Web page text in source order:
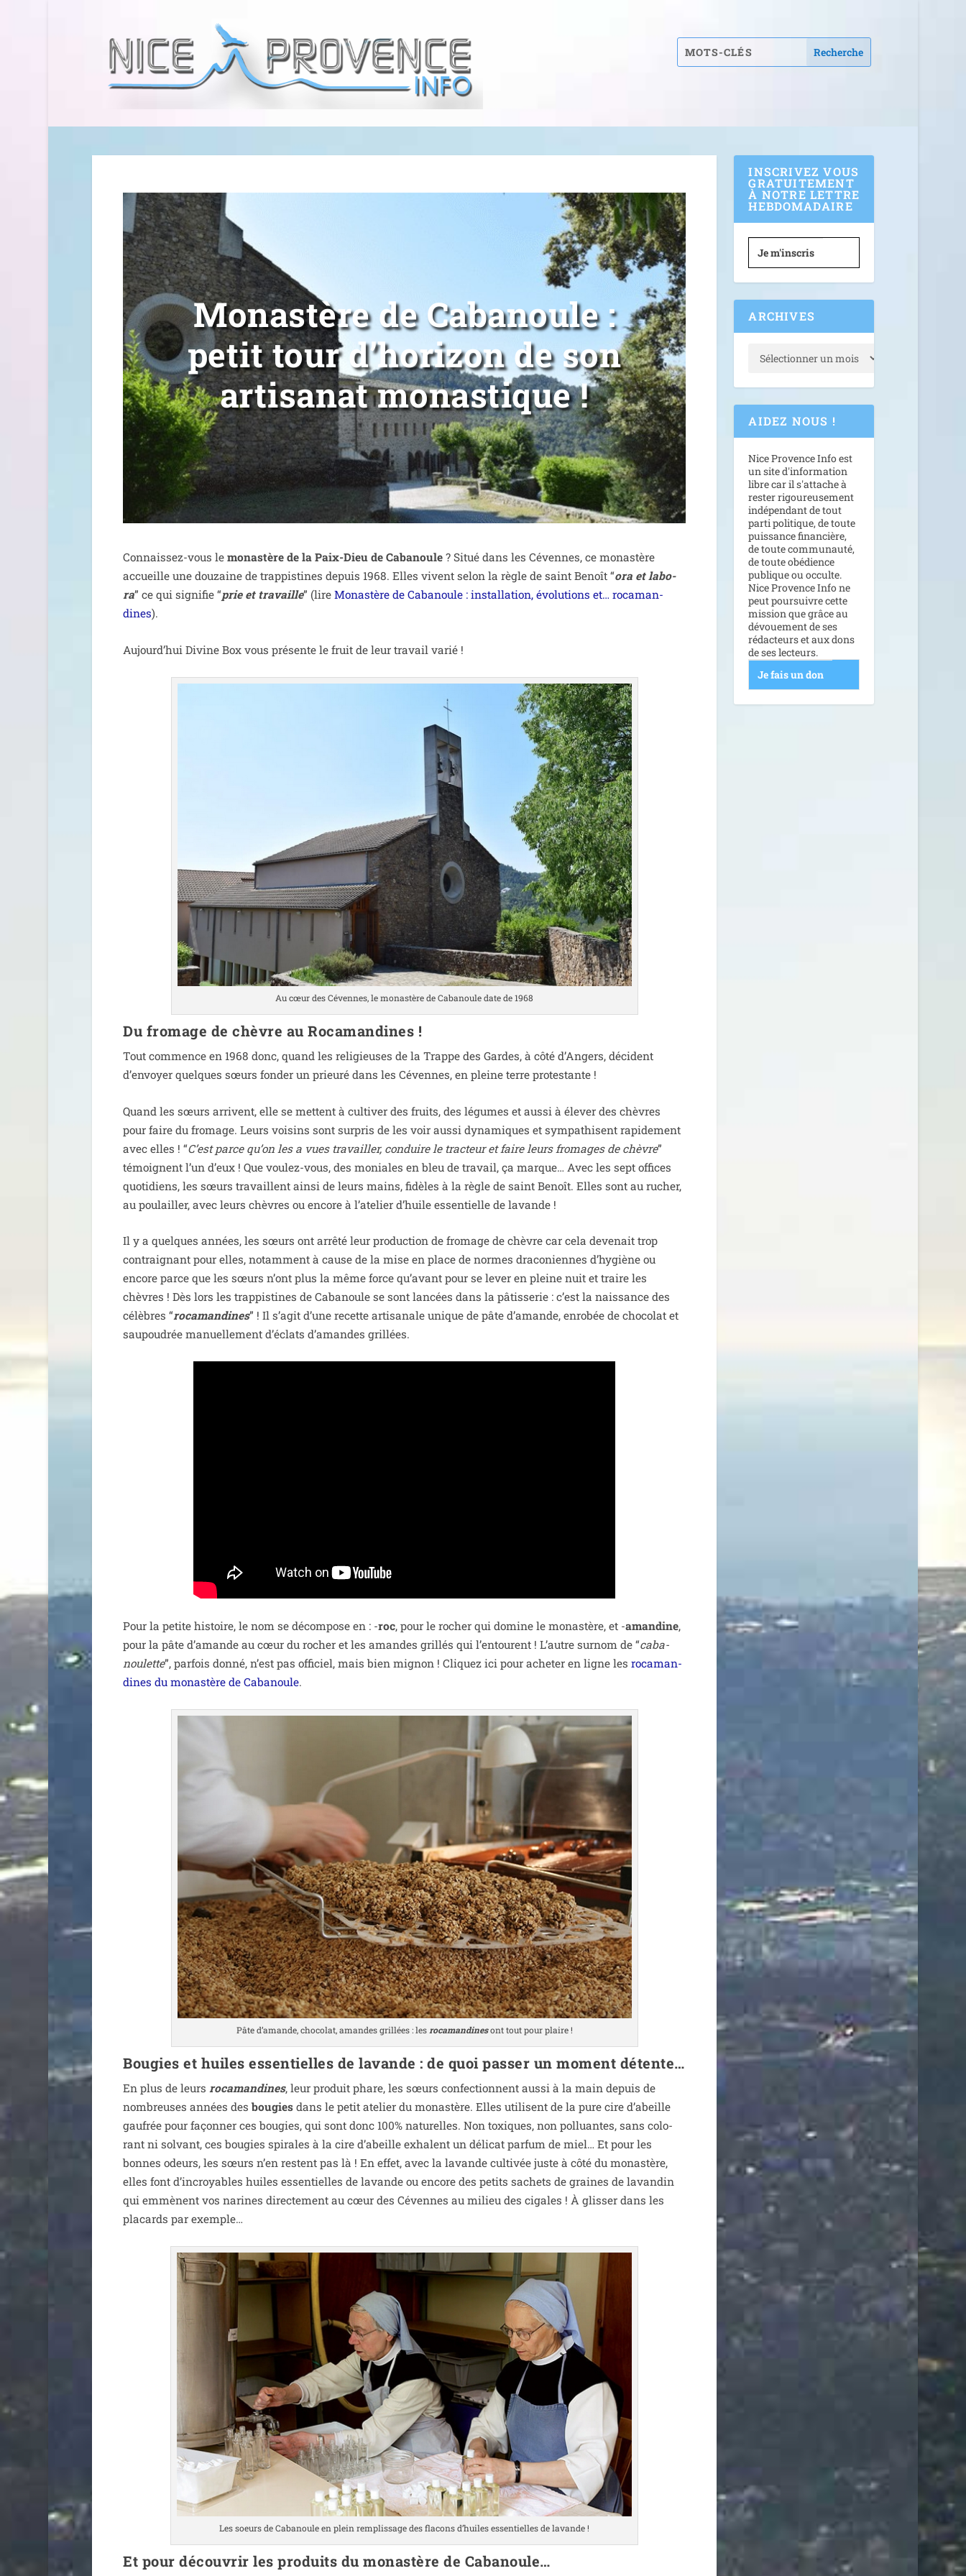
Monastère de Cabanoule :
petit tour d’horizon de son
artisanat monastique !
Connaissez-vous lemonas­tère de la Paix-Dieu de Cabanoule ? Situé dans les Cévennes, ce monas­tère
accueille une dou­zaine de trap­pis­tines depuis 1968. Elles vivent selon la règle de saint Benoît “ora et labo­
ra” ce qui signi­fie “prie et tra­vaille” (lireMonastère de Cabanoule : ins­tal­la­tion, évo­lu­tions et… roca­man­
dines).
Aujourd’hui Divine Box vous pré­sente le fruit de leur tra­vail varié !
Au cœur des Cévennes, le monas­tère de Cabanoule date de 1968
Du fromage de chèvre au Rocamandines !
Tout com­mence en 1968 donc, quand les reli­gieuses de la Trappe des Gardes, à côté d’Angers, décident
d’envoyer quelques sœurs fon­der un prieu­ré dans les Cévennes, en pleine terre protestante !
Quand les sœurs arrivent, elle se mettent à culti­ver des fruits, des légumes et aus­si à éle­ver des chèvres
pour faire du fro­mage. Leurs voi­sins sont sur­pris de les voir aus­si dyna­miques et sym­pa­thisent rapi­de­ment
avec elles ! “C’est parce qu’on les a vues tra­vailler, conduire le trac­teur et faire leurs fro­mages de chèvre”
témoignent l’un d’eux ! Que vou­lez-vous, des moniales en bleu de tra­vail, ça marque… Avec les sept offices
quo­ti­diens, les sœurs tra­vaillent ain­si de leurs mains, fidèles à la règle de saint Benoît. Elles sont au rucher,
au pou­lailler, avec leurs chèvres ou encore à l’atelier d’huile essen­tielle de lavande !
Il y a quelques années, les sœurs ont arrê­té leur pro­duc­tion de fro­mage de chèvre car cela deve­nait trop
contrai­gnant pour elles, notam­ment à cause de la mise en place de normes dra­co­niennes d’hygiène ou
encore parce que les sœurs n’ont plus la même force qu’avant pour se lever en pleine nuit et traire les
chèvres ! Dès lors les trap­pis­tines de Cabanoule se sont lan­cées dans la pâtis­se­rie : c’est la nais­sance des
célèbres “roca­man­dines” ! Il s’agit d’une recette arti­sa­nale unique de pâte d’amande, enro­bée de cho­co­lat et
sau­pou­drée manuel­le­ment d’éclats d’amandes grillées.
Pour la petite his­toire, le nom se décom­pose en : -roc, pour le rocher qui domine le monas­tère, et -aman­dine,
pour la pâte d’amande au cœur du rocher et les amandes grillés qui l’entourent ! L’autre sur­nom de “caba­
nou­lette”, par­fois don­né, n’est pas offi­ciel, mais bien mignon ! Cliquez ici pour ache­ter en ligne lesroca­man­
dines du monas­tère de Cabanoule.
Pâte d’amande, cho­co­lat, amandes grillées : lesroca­man­dinesont tout pour plaire !
Bougies et huiles essentielles de lavande : de quoi passer un moment détente…
En plus de leursroca­man­dines, leur pro­duit phare, les sœurs confec­tionnent aus­si à la main depuis de
nom­breuses années desbou­gies dans le petit ate­lier du monas­tère. Elles uti­lisent de la pure cire d’abeille
gau­frée pour façon­ner ces bou­gies, qui sont donc 100% natu­relles. Non toxiques, non pol­luantes, sans colo­
rant ni sol­vant, ces bou­gies spi­rales à la cire d’abeille exhalent un déli­cat par­fum de miel… Et pour les
bonnes odeurs, les sœurs n’en res­tent pas là ! En effet, avec la lavande culti­vée juste à côté du monas­tère,
elles font d’incroyables huiles essen­tielles de lavande ou encore des petits sachets de graines de lavan­din
qui emmènent vos narines direc­te­ment au cœur des Cévennes au milieu des cigales ! À glis­ser dans les
pla­cards par exemple…
Les soeurs de Cabanoule en plein rem­plis­sage des fla­cons d’huiles essen­tielles de lavande !
Et pour découvrir les produits du monastère de Cabanoule…
INSCRIVEZ VOUS
GRATUITEMENT
À NOTRE LETTRE
HEBDOMADAIRE
Je m'inscris
ARCHIVES
AIDEZ NOUS !
Nice Provence Info est
un site d'information
libre car il s'attache à
rester rigoureusement
indépendant de tout
parti politique, de toute
puissance financière,
de toute communauté,
de toute obédience
publique ou occulte.
Nice Provence Info ne
peut poursuivre cette
mission que grâce au
dévouement de ses
rédacteurs et aux dons
de ses lecteurs.
Je fais un don